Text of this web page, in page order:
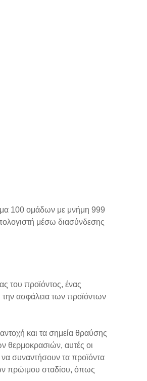
100 ομάδων με μνήμη 999
μέσω διασύνδεσης
του προϊόντος, ένας
την ασφάλεια των προϊόντων
και τα σημεία θραύσης
θερμοκρασιών, αυτές οι
συναντήσουν τα προϊόντα
πρώιμου σταδίου, όπως